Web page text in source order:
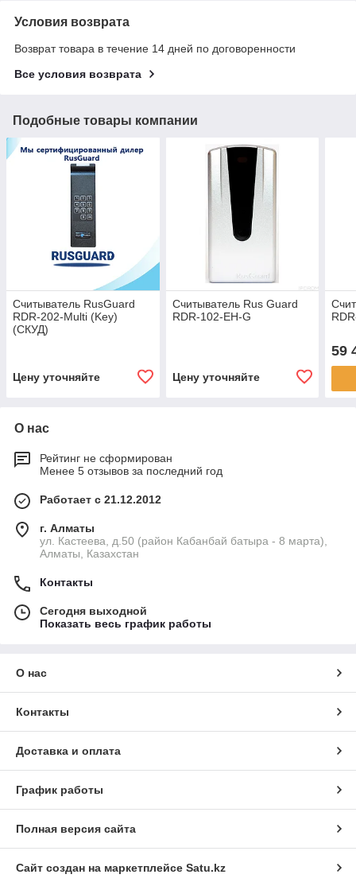
Условия возврата
Возврат товара в течение 14 дней по договоренности
Все условия возврата
Подобные товары компании
Считыватель RusGuard
RDR-202-Multi (Key)
(СКУД)
Цену уточняйте
Считыватель Rus Guard
RDR-102-EH-G
Цену уточняйте
59
О нас
Рейтинг не сформирован
Менее 5 отзывов за последний год
Работает с 21.12.2012
г. Алматы
ул. Кастеева, д.50 (район Кабанбай батыра - 8 марта),
Алматы, Казахстан
Контакты
Сегодня выходной
Показать весь график работы
О нас
Контакты
Доставка и оплата
График работы
Полная версия сайта
Сайт создан на маркетплейсе Satu.kz